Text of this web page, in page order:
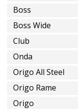
ahorro
agua
Instalaciones
Éspeciales
Boss
Boss Wide
Club
Onda
Origo All Steel
Origo Rame
Origo